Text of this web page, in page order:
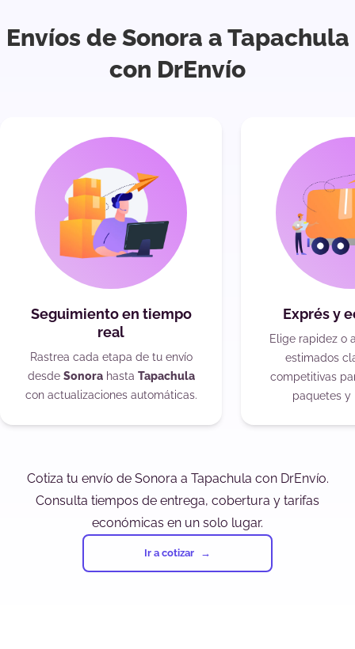
Envíos de Sonora a Tapachula
con DrEnvío
Seguimiento en tiempo
real
Rastrea cada etapa de tu envío
desde Sonorahasta Tapachula
con actualizaciones automáticas.
Exprés y
Elige rapidez o
estimados
competitivas
paquetes y
Cotiza tu envío de Sonora a Tapachula con DrEnvío.
Consulta tiempos de entrega, cobertura y tarifas
económicas en un solo lugar.
Ir a cotizar